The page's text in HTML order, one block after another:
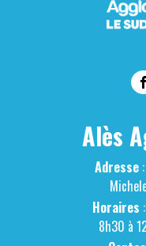
Alès
Adresse
Horaires
8h30 à